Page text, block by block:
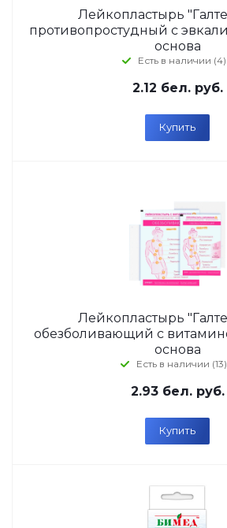
Лейкопластырь
противопростудный с
основа
Есть в наличии (4)
2.12 бел. руб.
Купить
Лейкопластырь
обезболивающий с
основа
Есть в наличии (13)
2.93бел. руб.
Купить